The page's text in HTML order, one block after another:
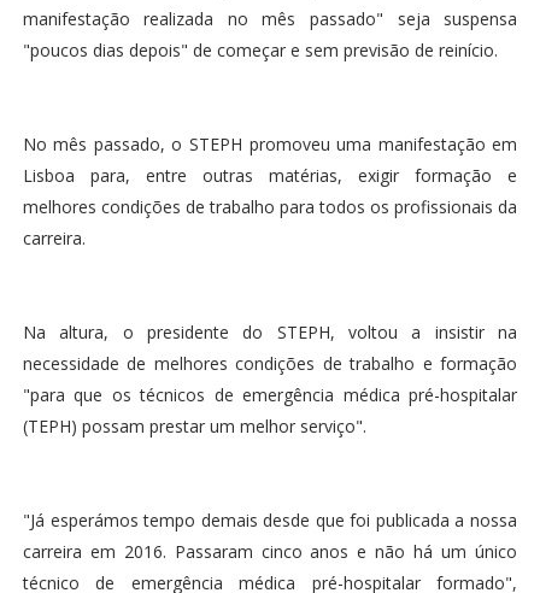
manifestação realizada no mês passado" seja suspensa
"poucos dias depois" de começar e sem previsão de reinício.
No mês passado, o STEPH promoveu uma manifestação em
Lisboa para, entre outras matérias, exigir formação e
melhores condições de trabalho para todos os profissionais da
carreira.
Na altura, o presidente do STEPH, voltou a insistir na
necessidade de melhores condições de trabalho e formação
"para que os técnicos de emergência médica pré-hospitalar
(TEPH) possam prestar um melhor serviço".
"Já esperámos tempo demais desde que foi publicada a nossa
carreira em 2016. Passaram cinco anos e não há um único
técnico de emergência médica pré-hospitalar formado",